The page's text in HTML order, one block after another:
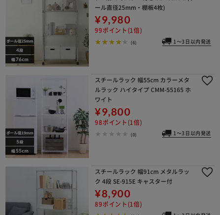
ール直径25mm・棚板4枚)
¥9,980
99ポイント(1倍)
(6) 1～3日以内発送
スチールラック 幅55cm カラーメタ
ルラック ハイタイプ CMM-55165 ホ
ワイト
¥9,800
98ポイント(1倍)
(0) 1～3日以内発送
スチールラック 幅91cm メタルラッ
ク 4段 SE-915E キャスター付
¥8,900
89ポイント(1倍)